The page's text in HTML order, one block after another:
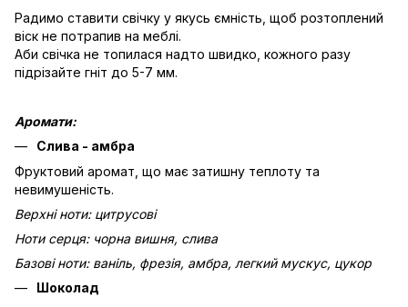
Радимо ставити свічку у якусь ємність, щоб розтоплений
віск не потрапив на меблі.
Аби свічка не топилася надто швидко, кожного разу
підрізайте гніт до 5-7 мм.
Аромати:
Слива - амбра
Фруктовий аромат, що має затишну теплоту та
невимушеність.
Верхні ноти: цитрусові
Ноти серця: чорна вишня, слива
Базові ноти: ваніль, фрезія, амбра, легкий мускус, цукор
Шоколад